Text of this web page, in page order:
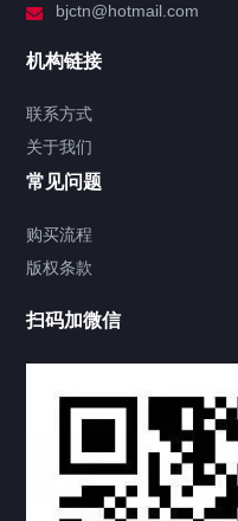
签署类文件海牙认证程
视频中心
热门标签 TAG
机构链接
联系方式 关于我们
bjctn@hotmail.com
机构链接
联系方式
关于我们
常见问题
购买流程
版权条款
扫码加微信